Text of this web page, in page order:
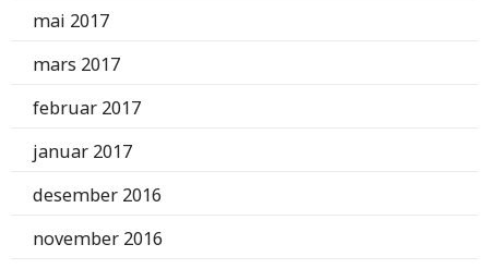
mai 2017
mars 2017
februar 2017
januar 2017
desember 2016
november 2016